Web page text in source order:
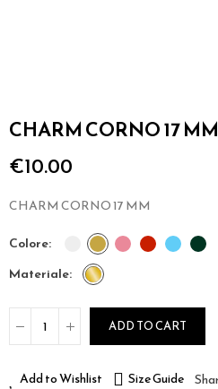
CHARM CORNO 17 MM
€10.00
CHARM CORNO 17 MM
colore
materiale
ADD TO CART
Add to Wishlist Size Guide